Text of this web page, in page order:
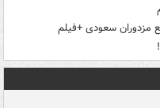
مزدوران سعودی +فیلم